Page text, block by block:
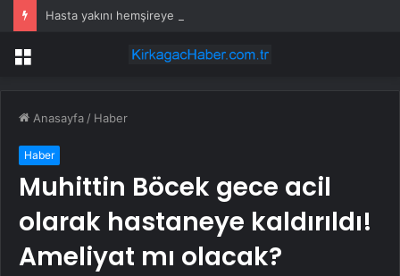
Hasta yakını hemşireye saldırıp yaraladı!
Menü
Anasayfa / Haber
Haber
Muhittin Böcek gece acil
olarak hastaneye kaldırıldı!
Ameliyat mı olacak?